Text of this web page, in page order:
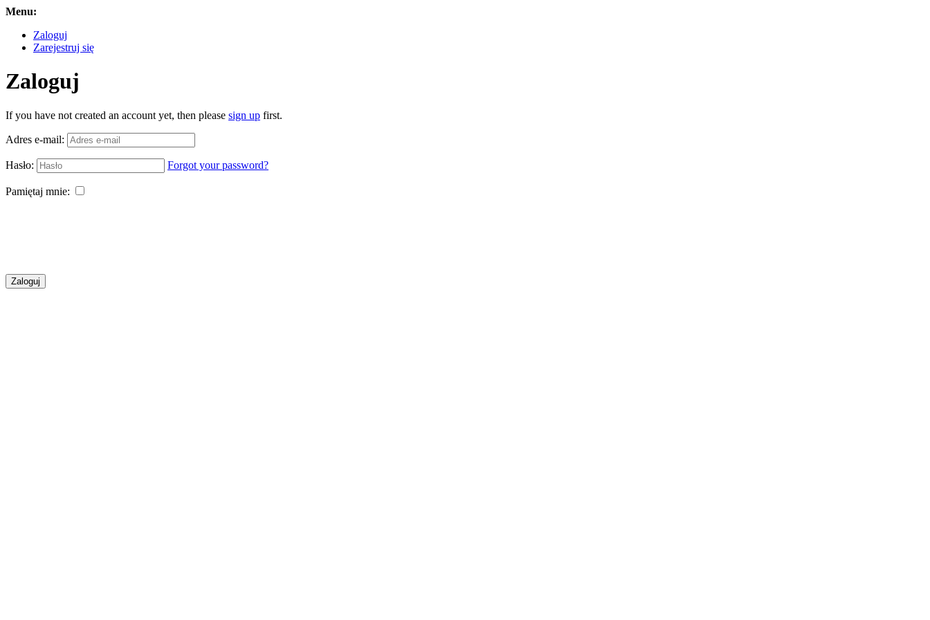
Menu:
Zaloguj
Zarejestruj się
Zaloguj
If you have not created an account yet, then please sign up first.
Adres e-mail:
Hasło: Forgot your password?
Pamiętaj mnie:
Zaloguj